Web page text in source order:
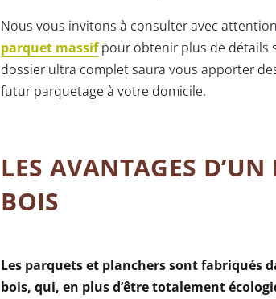
Nous vous invitons à consulter avec attention
parquet massifpour obtenir plus de détails
dossier ultra complet saura vous apporter
futur parquetage à votre domicile.
LES AVANTAGES
BOIS
Les parquets et planchers sont fabriqués
bois, qui, en plus d’être totalement